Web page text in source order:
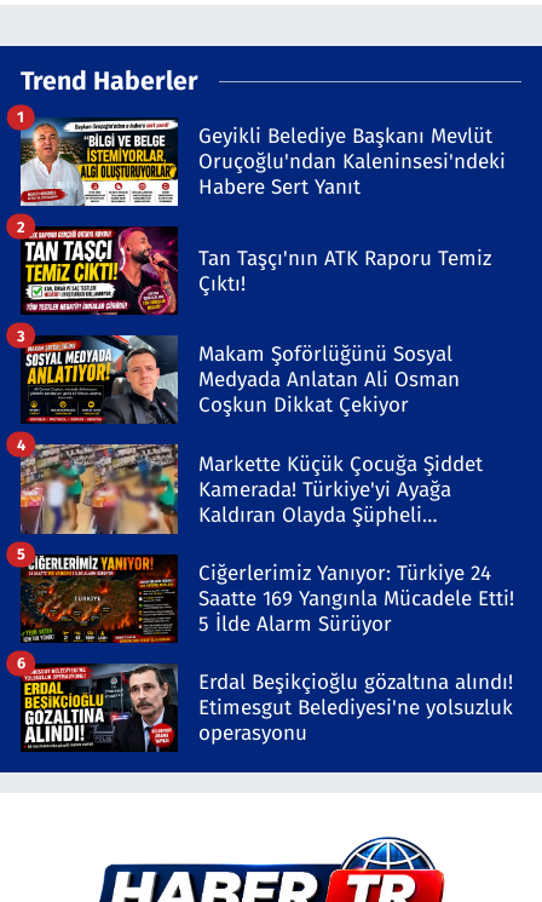
Trend Haberler
Geyikli Belediye Başkanı Mevlüt
Oruçoğlu'ndan Kaleninsesi'ndeki
Habere Sert Yanıt
1
Tan Taşçı'nın ATK Raporu Temiz
Çıktı!
2
Makam Şoförlüğünü Sosyal
Medyada Anlatan Ali Osman
Coşkun Dikkat Çekiyor
3
Markette Küçük Çocuğa Şiddet
Kamerada! Türkiye'yi Ayağa
Kaldıran Olayda Şüpheli
4
Ciğerlerimiz Yanıyor: Türkiye 24
Saatte 169 Yangınla Mücadele Etti!
5 İlde Alarm Sürüyor
5
Erdal Beşikçioğlu gözaltına alındı!
Etimesgut Belediyesi'ne yolsuzluk
operasyonu
6